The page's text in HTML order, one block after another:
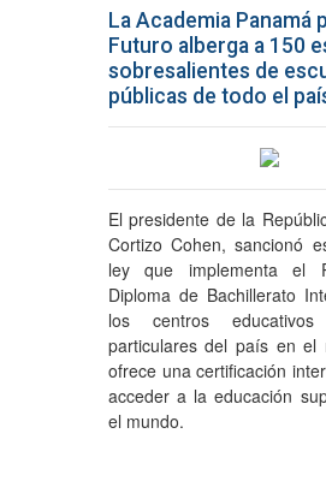
La Academia Panamá
Futuro alberga a 150
sobresalientes de
públicas de todo el
El presidente de la
Cortizo Cohen, sancionó
ley que implementa el
Diploma de Bachillerato
los centros
particulares del país en el
ofrece una certificación
acceder a la educación
el mundo.